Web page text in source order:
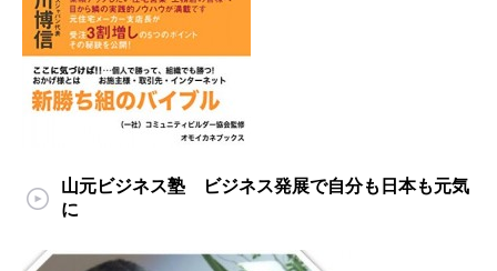
山元ビジネス塾 ビジネス発展で自分も日本も元気
に